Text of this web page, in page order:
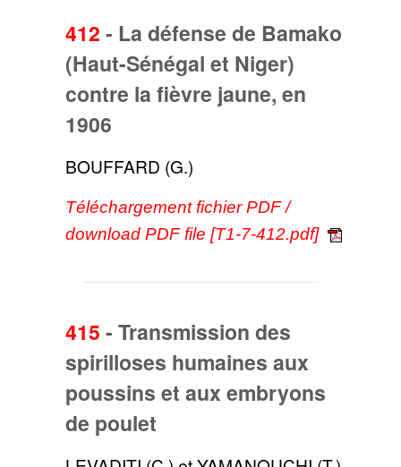
412 - La défense de Bamako
(Haut-Sénégal et Niger)
contre la fièvre jaune, en
1906
BOUFFARD (G.)
Téléchargement fichier PDF /
download PDF file [T1-7-412.pdf]
415 -Transmission des
spirilloses humaines aux
poussins et aux embryons
de poulet